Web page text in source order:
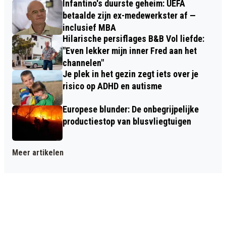
Infantino's duurste geheim: UEFA
betaalde zijn ex-medewerkster af —
inclusief MBA
Hilarische persiflages B&B Vol liefde:
"Even lekker mijn inner Fred aan het
channelen"
Je plek in het gezin zegt iets over je
risico op ADHD en autisme
Europese blunder: De onbegrijpelijke
productiestop van blusvliegtuigen
Meer artikelen